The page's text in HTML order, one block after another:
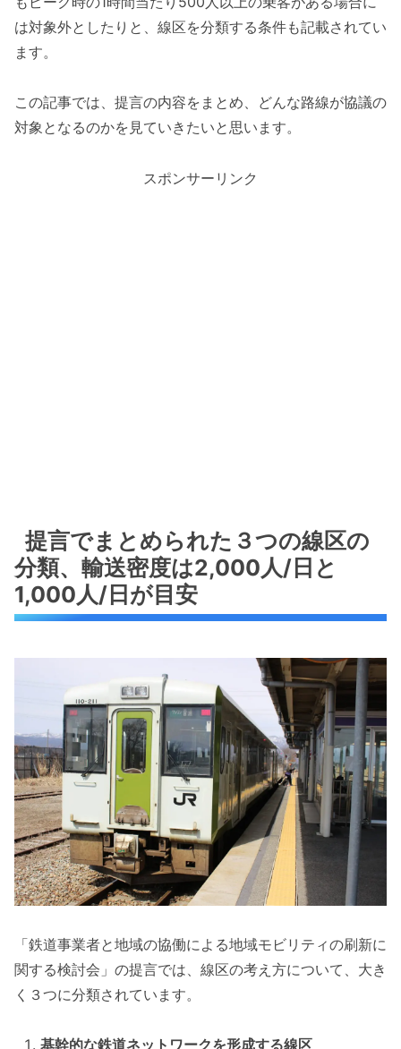
は対象外としたりと、線区を分類する条件も記載されてい
ます。
この記事では、提言の内容をまとめ、どんな路線が協議の
対象となるのかを見ていきたいと思います。
スポンサーリンク
提言でまとめられた３つの線区の
分類、輸送密度は2,000人/日と
1,000人/日が目安
「鉄道事業者と地域の協働による地域モビリティの刷新に
関する検討会」の提言では、線区の考え方について、大き
く３つに分類されています。
基幹的な鉄道ネットワークを形成する線区